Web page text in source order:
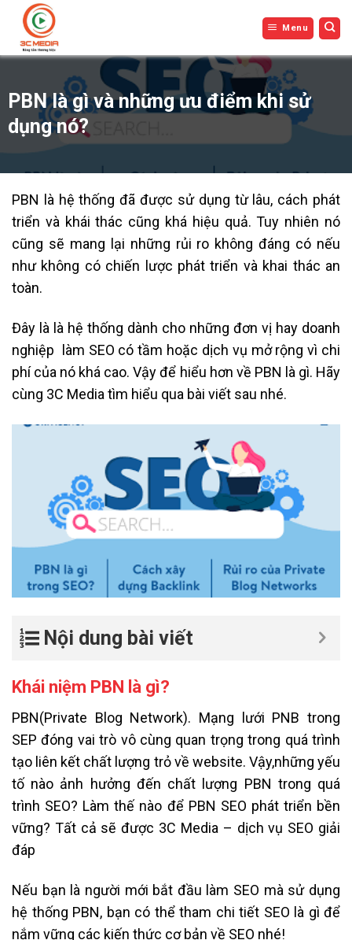
nội
Menu
PBN là gì và những ưu điểm khi sử
dụng nó?
PBN là hệ thống đã được sử dụng từ lâu, cách phát
triển và khái thác cũng khá hiệu quả. Tuy nhiên nó
cũng sẽ mang lại những rủi ro không đáng có nếu
như không có chiến lược phát triển và khai thác an
toàn.
Đây là là hệ thống dành cho những đơn vị hay doanh
nghiệp làm SEO có tầm hoặc dịch vụ mở rộng vì chi
phí của nó khá cao. Vậy để hiểu hơn về PBN là gì. Hãy
cùng 3C Media tìm hiểu qua bài viết sau nhé.
Nội dung bài viết
Khái niệm PBN là gì?
PBN(Private Blog Network). Mạng lưới PNB trong
SEP đóng vai trò vô cùng quan trọng trong quá trình
tạo liên kết chất lượng trỏ về website. Vậy,những yếu
tố nào ảnh hưởng đến chất lượng PBN trong quá
trình SEO? Làm thế nào để PBN SEO phát triển bền
vững? Tất cả sẽ được 3C Media – dịch vụ SEO giải
đáp
Nếu bạn là người mới bắt đầu làm SEO mà sử dụng
hệ thống PBN, bạn có thể tham chi tiết SEO là gì để
nắm vững các kiến thức cơ bản về SEO nhé!